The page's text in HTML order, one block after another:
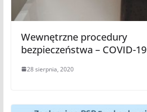
Wewnętrzne procedury
bezpieczeństwa – COVID-19
28 sierpnia, 2020